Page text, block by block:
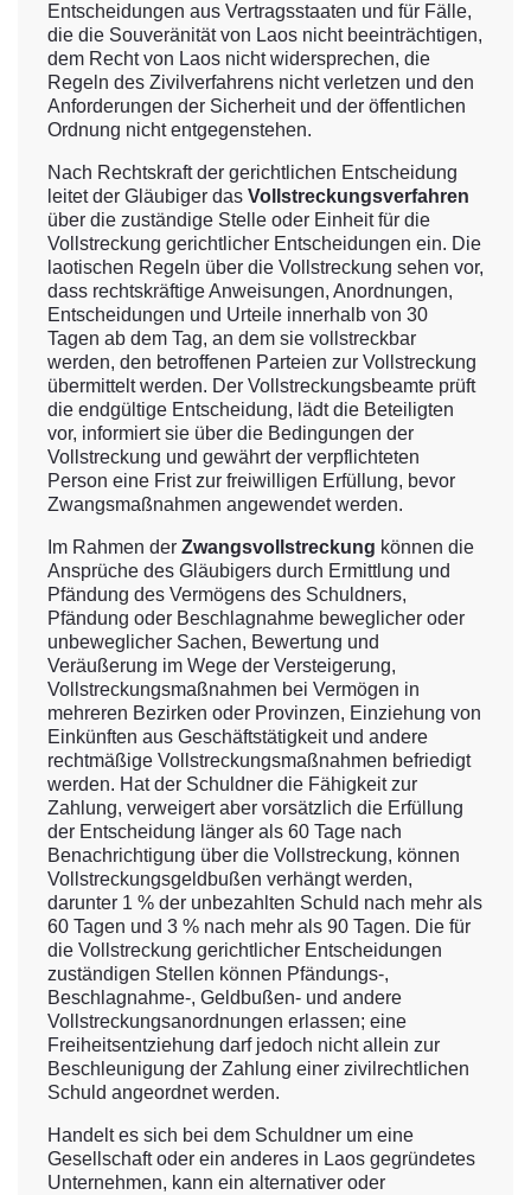
Entscheidungen aus Vertragsstaaten und für Fälle,
die die Souveränität von Laos nicht beeinträchtigen,
dem Recht von Laos nicht widersprechen, die
Regeln des Zivilverfahrens nicht verletzen und den
Anforderungen der Sicherheit und der öffentlichen
Ordnung nicht entgegenstehen.
Nach Rechtskraft der gerichtlichen Entscheidung
leitet der Gläubiger das Vollstreckungsverfahren
über die zuständige Stelle oder Einheit für die
Vollstreckung gerichtlicher Entscheidungen ein. Die
laotischen Regeln über die Vollstreckung sehen vor,
dass rechtskräftige Anweisungen, Anordnungen,
Entscheidungen und Urteile innerhalb von 30
Tagen ab dem Tag, an dem sie vollstreckbar
werden, den betroffenen Parteien zur Vollstreckung
übermittelt werden. Der Vollstreckungsbeamte prüft
die endgültige Entscheidung, lädt die Beteiligten
vor, informiert sie über die Bedingungen der
Vollstreckung und gewährt der verpflichteten
Person eine Frist zur freiwilligen Erfüllung, bevor
Zwangsmaßnahmen angewendet werden.
Im Rahmen der Zwangsvollstreckung können die
Ansprüche des Gläubigers durch Ermittlung und
Pfändung des Vermögens des Schuldners,
Pfändung oder Beschlagnahme beweglicher oder
unbeweglicher Sachen, Bewertung und
Veräußerung im Wege der Versteigerung,
Vollstreckungsmaßnahmen bei Vermögen in
mehreren Bezirken oder Provinzen, Einziehung von
Einkünften aus Geschäftstätigkeit und andere
rechtmäßige Vollstreckungsmaßnahmen befriedigt
werden. Hat der Schuldner die Fähigkeit zur
Zahlung, verweigert aber vorsätzlich die Erfüllung
der Entscheidung länger als 60 Tage nach
Benachrichtigung über die Vollstreckung, können
Vollstreckungsgeldbußen verhängt werden,
darunter 1 % der unbezahlten Schuld nach mehr als
60 Tagen und 3 % nach mehr als 90 Tagen. Die für
die Vollstreckung gerichtlicher Entscheidungen
zuständigen Stellen können Pfändungs-,
Beschlagnahme-, Geldbußen- und andere
Vollstreckungsanordnungen erlassen; eine
Freiheitsentziehung darf jedoch nicht allein zur
Beschleunigung der Zahlung einer zivilrechtlichen
Schuld angeordnet werden.
Handelt es sich bei dem Schuldner um eine
Gesellschaft oder ein anderes in Laos gegründetes
Unternehmen, kann ein alternativer oder